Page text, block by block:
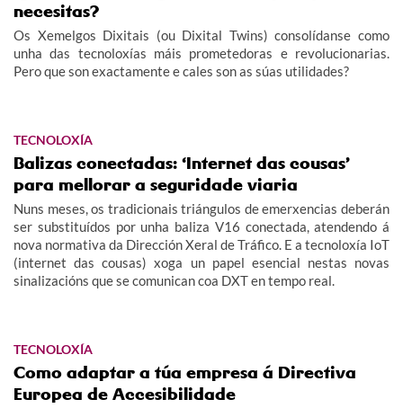
necesitas?
Os Xemelgos Dixitais (ou Dixital Twins) consolídanse como
unha das tecnoloxías máis prometedoras e revolucionarias.
Pero que son exactamente e cales son as súas utilidades?
TECNOLOXÍA
Balizas conectadas: ‘Internet das cousas’
para mellorar a seguridade viaria
Nuns meses, os tradicionais triángulos de emerxencias deberán
ser substituídos por unha baliza V16 conectada, atendendo á
nova normativa da Dirección Xeral de Tráfico. E a tecnoloxía IoT
(internet das cousas) xoga un papel esencial nestas novas
sinalizacións que se comunican coa DXT en tempo real.
TECNOLOXÍA
Como adaptar a túa empresa á Directiva
Europea de Accesibilidade